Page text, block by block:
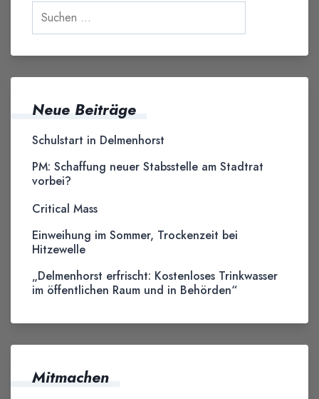
Neue Beiträge
Schulstart in Delmenhorst
PM: Schaffung neuer Stabsstelle am Stadtrat
vorbei?
Critical Mass
Einweihung im Sommer, Trockenzeit bei
Hitzewelle
„Delmenhorst erfrischt: Kostenloses Trinkwasser
im öffentlichen Raum und in Behörden“
Mitmachen